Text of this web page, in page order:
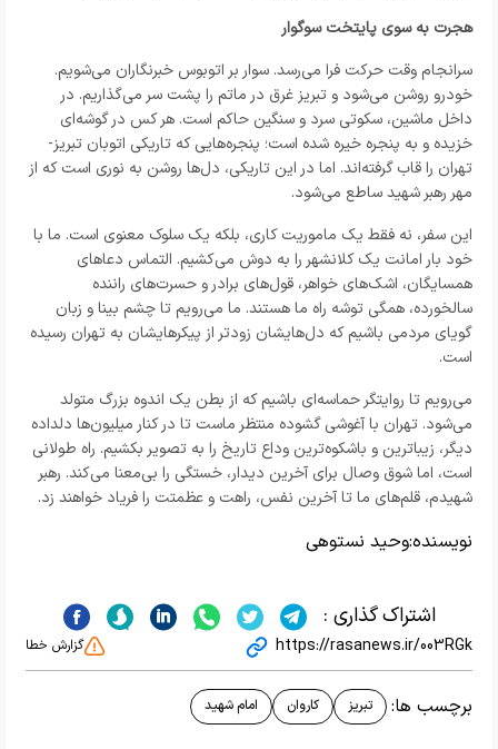
هجرت به سوی پایتخت سوگوار
سرانجام وقت حرکت فرا می‌رسد. سوار بر اتوبوس خبرنگاران می‌شویم.
خودرو روشن می‌شود و تبریز غرق در ماتم را پشت سر می‌گذاریم. در
داخل ماشین، سکوتی سرد و سنگین حاکم است. هر کس در گوشه‌ای
خزیده و به پنجره خیره شده است؛ پنجره‌هایی که تاریکی اتوبان تبریز-
تهران را قاب گرفته‌اند. اما در این تاریکی، دل‌ها روشن به نوری است که از
مهر رهبر شهید ساطع می‌شود.
این سفر، نه فقط یک ماموریت کاری، بلکه یک سلوک معنوی است. ما با
خود بار امانت یک کلانشهر را به دوش می‌کشیم. التماس دعاهای
همسایگان، اشک‌های خواهر، قول‌های برادر و حسرت‌های راننده
سالخورده، همگی توشه‌ راه ما هستند. ما می‌رویم تا چشم بینا و زبان
گویای مردمی باشیم که دل‌هایشان زودتر از پیکرهایشان به تهران رسیده
است.
می‌رویم تا روایتگر حماسه‌ای باشیم که از بطن یک اندوه بزرگ متولد
می‌شود. تهران با آغوشی گشوده منتظر ماست تا در کنار میلیون‌ها دلداده
دیگر، زیباترین و باشکوه‌ترین وداع تاریخ را به تصویر بکشیم. راه طولانی
است، اما شوق وصال برای آخرین دیدار، خستگی را بی‌معنا می‌کند. رهبر
شهیدم، قلم‌های ما تا آخرین نفس، راهت و عظمتت را فریاد خواهند زد.
نویسنده:وحید نستوهی
اشتراک گذاری :
https://rasanews.ir/003RGk گزارش خطا
برچسب ها: تبریز کاروان امام شهید